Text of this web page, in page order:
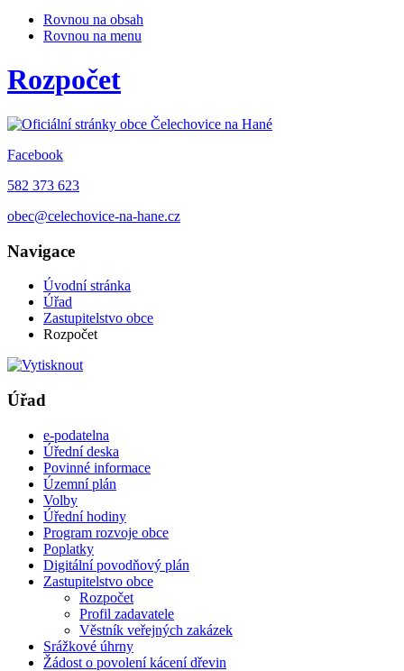
Rovnou na obsah
Rovnou na menu
Rozpočet
Facebook
582 373 623
obec@celechovice-na-hane.cz
Navigace
Úvodní stránka
Úřad
Zastupitelstvo obce
Rozpočet
Úřad
e-podatelna
Úřední deska
Povinné informace
Územní plán
Volby
Úřední hodiny
Program rozvoje obce
Poplatky
Digitální povodňový plán
Zastupitelstvo obce
Rozpočet
Profil zadavatele
Věstník veřejných zakázek
Srážkové úhrny
Žádost o povolení kácení dřevin